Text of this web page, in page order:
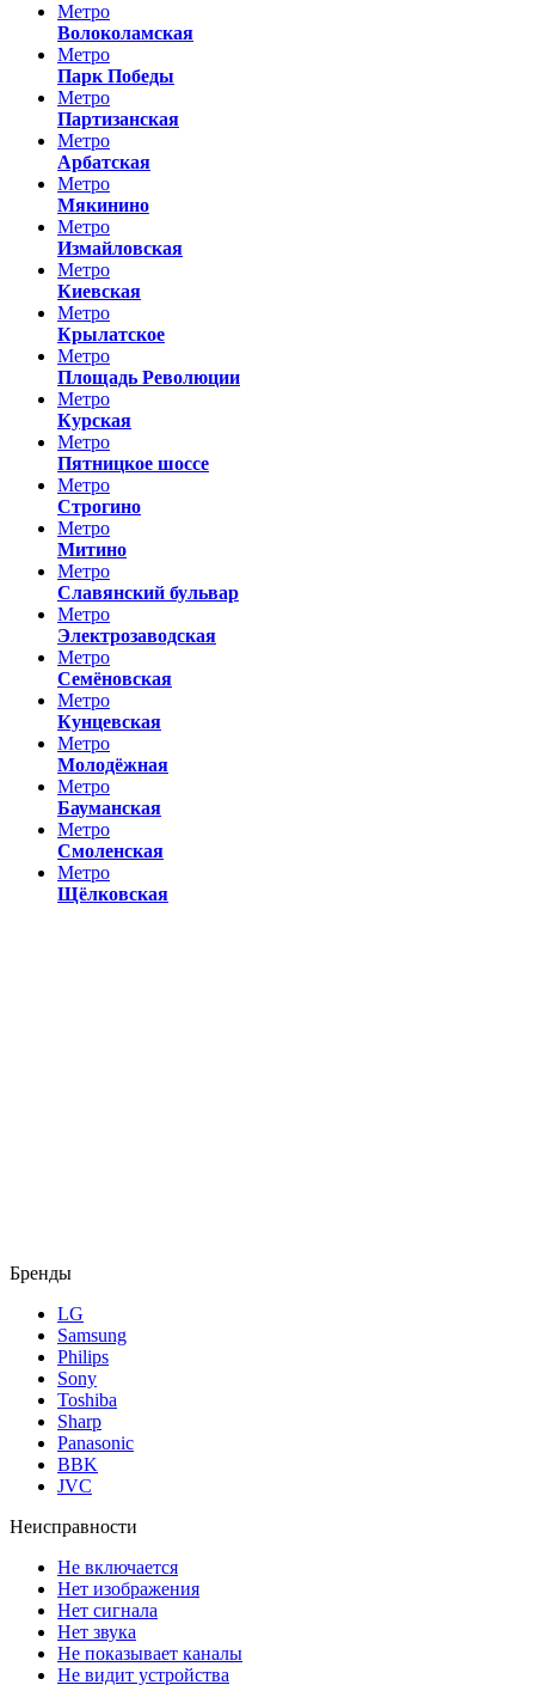
Метро
Волоколамская
Метро
Парк Победы
Метро
Партизанская
Метро
Арбатская
Метро
Мякинино
Метро
Измайловская
Метро
Киевская
Метро
Крылатское
Метро
Площадь Революции
Метро
Курская
Метро
Пятницкое шоссе
Метро
Строгино
Метро
Митино
Метро
Славянский бульвар
Метро
Электрозаводская
Метро
Семёновская
Метро
Кунцевская
Метро
Молодёжная
Метро
Бауманская
Метро
Смоленская
Метро
Щёлковская
Бренды
LG
Samsung
Philips
Sony
Toshiba
Sharp
Panasonic
BBK
JVC
Неисправности
Не включается
Нет изображения
Нет сигнала
Нет звука
Не показывает каналы
Не видит устройства